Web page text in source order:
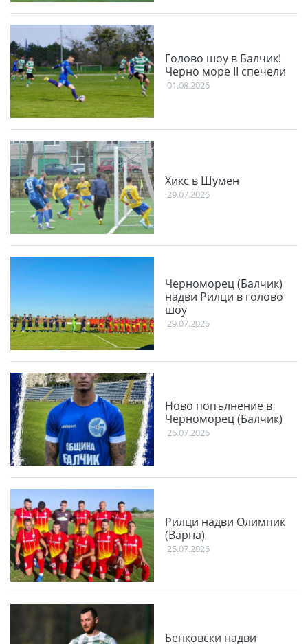
Голово шоу в Балчик!
Черно море II спечели
01.08.2026
Хикс в Шумен
29.07.2026
Черноморец (Балчик)
надви Рилци в голово
шоу
29.07.2026
Ново попълнение в
Черноморец (Балчик)
26.07.2026
Рилци надви Олимпик
(Варна)
25.07.2026
Бенковски надви